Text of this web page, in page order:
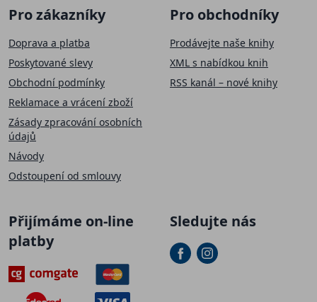
Pro zákazníky
Doprava a platba
Poskytované slevy
Obchodní podmínky
Reklamace a vrácení zboží
Zásady zpracování osobních
údajů
Návody
Odstoupení od smlouvy
Pro obchodníky
Prodávejte naše knihy
XML s nabídkou knih
RSS kanál – nové knihy
Přijímáme on-line
platby
Sledujte nás